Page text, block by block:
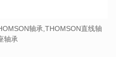
轴承,THOMSON直线轴
轴承